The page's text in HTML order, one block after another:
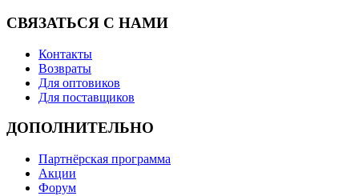
СВЯЗАТЬСЯ С НАМИ
Контакты
Возвраты
Для оптовиков
Для поставщиков
ДОПОЛНИТЕЛЬНО
Партнёрская программа
Акции
Форум